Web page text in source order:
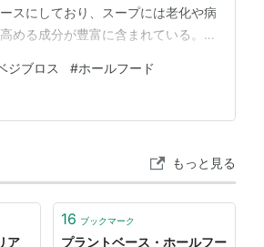
スにしており、スープには老化や病
める成分が豊富に含まれている。
慮したライフスタイルも取り入れ
ジブロス #ホールフード
もっと見る
ア
16 ブックマーク
プラントベース・ホールフー